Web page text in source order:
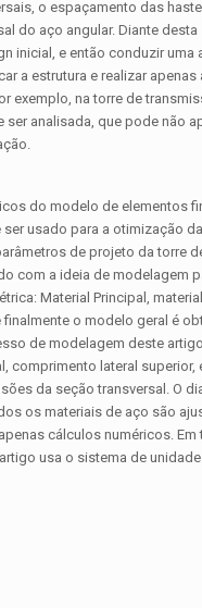
o espaçamento das
do aço angular. Diante
inicial, e então conduzir uma
a estrutura e realizar apenas
exemplo, na torre de
analisada, que pode não
do modelo de elementos
usado para a otimização
de projeto da torre
com a ideia de modelagem
Material Principal,
o modelo geral é
de modelagem deste
comprimento lateral superior,
da seção transversal. O
os materiais de aço são
cálculos numéricos.
usa o sistema de